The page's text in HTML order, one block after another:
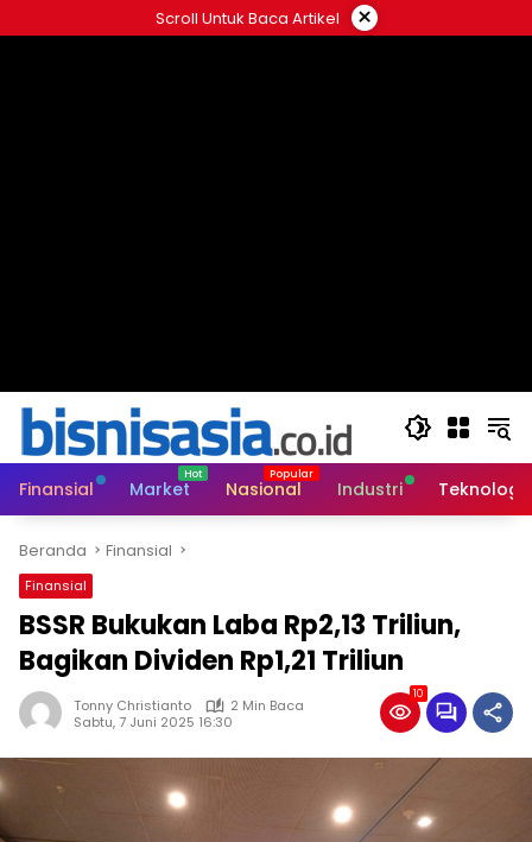
ke
Scroll Untuk Baca Artikel ×
Finansial Market Nasional Industri Teknologi
Beranda Finansial
Finansial
BSSR Bukukan Laba Rp2,13 Triliun,
Bagikan Dividen Rp1,21 Triliun
Tonny Christianto
2 Min Baca
Sabtu, 7 Juni 2025 16:30
10